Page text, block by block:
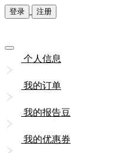
登录 注册
个人信息
我的订单
我的报告豆
我的优惠券